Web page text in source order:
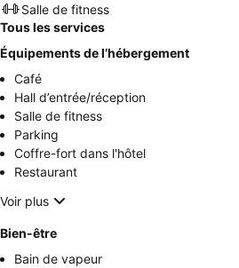
Salle de fitness
Tous les services
Équipements de l’hébergement
Café
Hall d’entrée/réception
Salle de fitness
Parking
Coffre-fort dans l'hôtel
Restaurant
Voir plus
Bien-être
Bain de vapeur